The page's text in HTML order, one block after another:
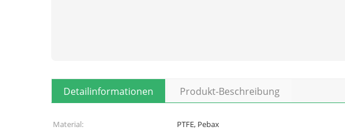
Detailinformationen Produkt-Beschreibung
Material: PTFE, Pebax